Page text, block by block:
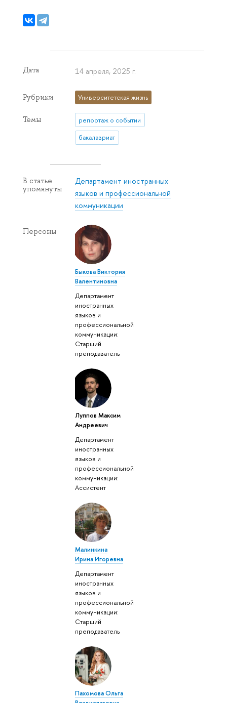
Дата 14 апреля, 2025 г.
Рубрики Университетская жизнь
Темы репортаж о событии
бакалавриат
В статье
упомянуты
Департамент иностранных
языков и профессиональной
коммуникации
Персоны
Быкова Виктория
Валентиновна
Департамент
иностранных
языков и
профессиональной
коммуникации:
Старший
преподаватель
Луппов Максим
Андреевич
Департамент
иностранных
языков и
профессиональной
коммуникации:
Ассистент
Малинкина
Ирина Игоревна
Департамент
иностранных
языков и
профессиональной
коммуникации:
Старший
преподаватель
Пахомова Ольга